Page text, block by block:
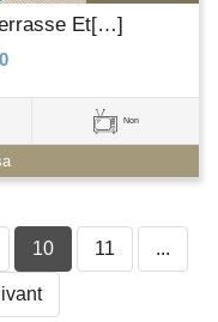
Et[…]
Non
10 11 ...